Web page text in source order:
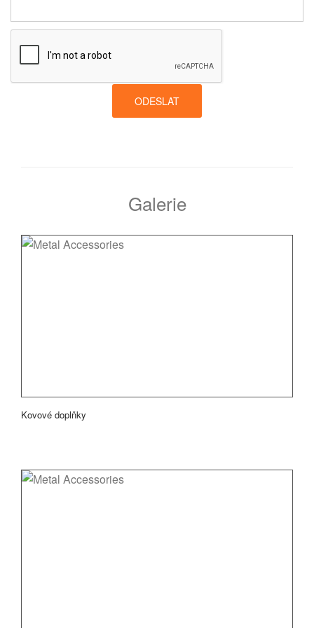
ODESLAT
Galerie
Kovové doplňky